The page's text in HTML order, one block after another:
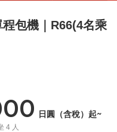
包機｜R66(4名乘
日圓（含稅）起~
4 人